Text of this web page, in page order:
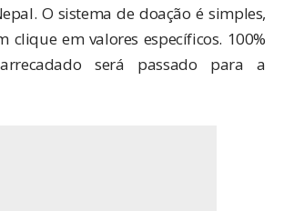
O sistema de doação é simples,
clique em valores específicos. 100%
será passado para a